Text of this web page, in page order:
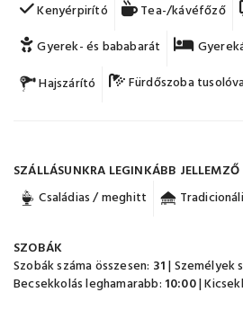
Kenyérpirító
Tea-/kávéfőző
Gyerek- és bababarát
Hajszárító
Fürdőszoba
SZÁLLÁSUNKRA LEGINKÁBB JELLEMZŐ
Családias / meghitt
SZOBÁK
Szobák száma összesen: 31| Személyek
Becsekkolás leghamarabb: 10:00|